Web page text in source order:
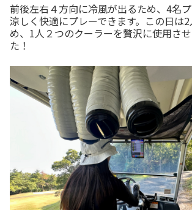
前後左右４方向に冷風が出るため、4名
涼しく快適にプレーできます。この日は
め、1人２つのクーラーを贅沢に使用さ
た！